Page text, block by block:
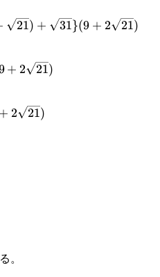
21) + 31}(9 + 2 21)
+ 2 21)
+ 2 21)
。